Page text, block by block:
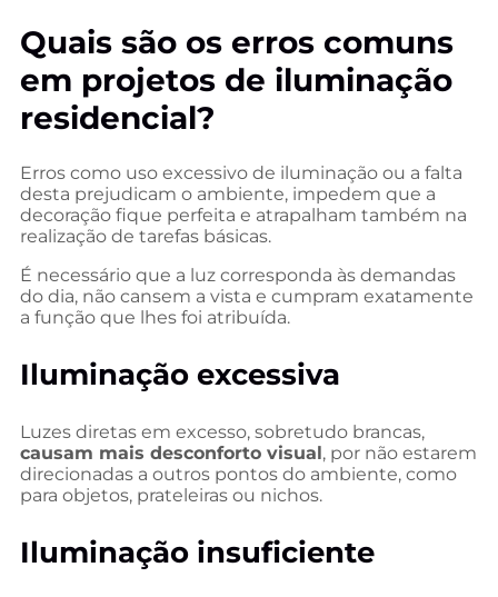
Quais são os erros comuns
em projetos de iluminação
residencial?
Erros como uso excessivo de iluminação ou a falta
desta prejudicam o ambiente, impedem que a
decoração fique perfeita e atrapalham também na
realização de tarefas básicas.
É necessário que a luz corresponda às demandas
do dia, não cansem a vista e cumpram exatamente
a função que lhes foi atribuída.
Iluminação excessiva
Luzes diretas em excesso, sobretudo brancas,
causam mais desconforto visual, por não estarem
direcionadas a outros pontos do ambiente, como
para objetos, prateleiras ou nichos.
Iluminação insuficiente